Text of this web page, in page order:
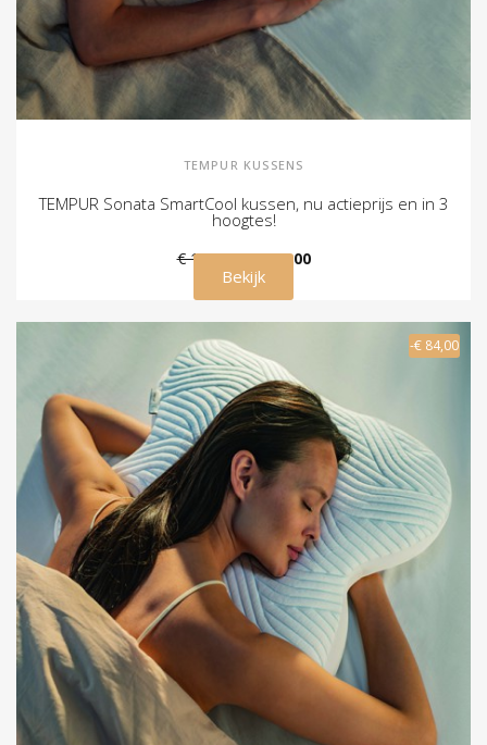
TEMPUR KUSSENS
TEMPUR Sonata SmartCool kussen, nu actieprijs en in 3
hoogtes!
€ 189,00 € 119,00
Bekijk
-€ 84,00